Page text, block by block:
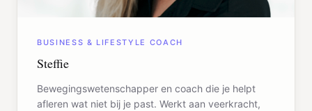
BUSINESS & LIFESTYLE COACH
Steffie
Bewegingswetenschapper en coach die je helpt
afleren wat niet bij je past. Werkt aan veerkracht,